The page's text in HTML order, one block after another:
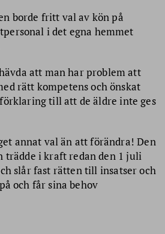
borde fritt val av kön på
i det egna hemmet
att man har problem att
rätt kompetens och önskat
till att de äldre inte ges
annat val än att förändra! Den
trädde i kraft redan den 1 juli
slår fast rätten till insatser och
och får sina behov